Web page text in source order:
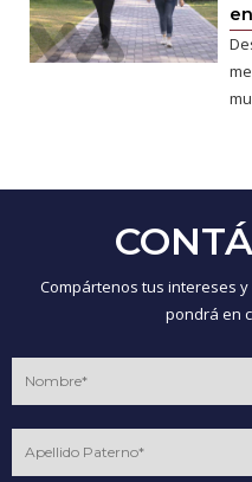
Compártenos tus intereses
pondrá en